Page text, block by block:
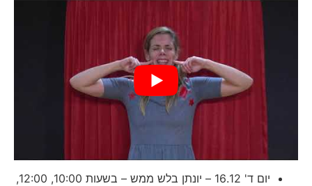
יום ד' 16.12 – יונתן בלש ממש – בשעות 10:00, 12:00,